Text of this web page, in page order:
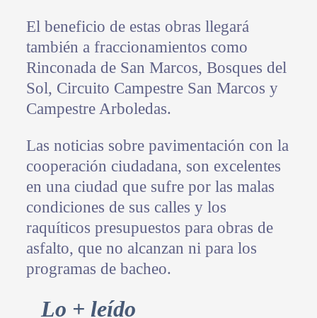
El beneficio de estas obras llegará
también a fraccionamientos como
Rinconada de San Marcos, Bosques del
Sol, Circuito Campestre San Marcos y
Campestre Arboledas.
Las noticias sobre pavimentación con la
cooperación ciudadana, son excelentes
en una ciudad que sufre por las malas
condiciones de sus calles y los
raquíticos presupuestos para obras de
asfalto, que no alcanzan ni para los
programas de bacheo.
Primary
Lo + leído